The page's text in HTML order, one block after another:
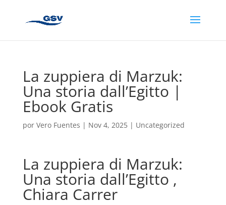
La zuppiera di Marzuk:
Una storia dall’Egitto |
Ebook Gratis
por Vero Fuentes | Nov 4, 2025| Uncategorized
La zuppiera di Marzuk:
Una storia dall’Egitto ,
Chiara Carrer